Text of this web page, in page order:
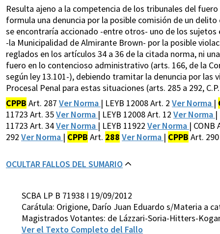
Resulta ajeno a la competencia de los tribunales del
formula una denuncia por la posible comisión de un
se encontraría accionado -entre otros- uno de los
-la Municipalidad de Almirante Brown- por la posible
reglados en los artículos 34 a 36 de la citada norma, ni
fuero en lo contencioso administrativo (arts. 166, de la
según ley 13.101-), debiendo tramitar la denuncia por
Procesal Penal para estas situaciones (arts. 285 a 292,
CPPB Art. 287 Ver Norma | LEYB 12008 Art. 2 Ver Norma |
11723 Art. 35Ver Norma | LEYB 12008 Art. 12 Ver Norma |
11723 Art. 34Ver Norma | LEYB 11922 Ver Norma | CONB
292 Ver Norma | CPPB Art. 288 Ver Norma | CPPB Art.
OCULTAR FALLOS DEL SUMARIO
SCBA LP B 71938 I 19/09/2012
Carátula: Origione, Darío Juan Eduardo s/Materia a
Magistrados Votantes: de Lázzari-Soria-Hitters-
Ver el Texto Completo del Fallo